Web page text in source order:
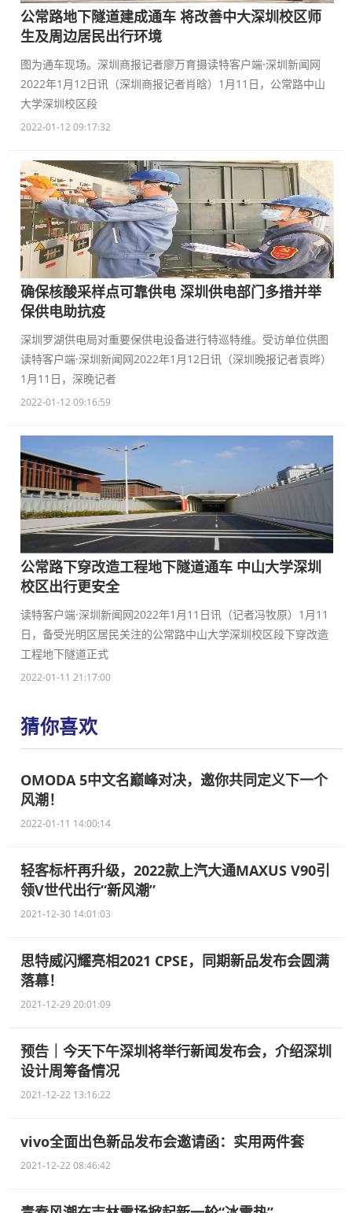
公常路地下隧道建成通车 将改善中大深圳校区师
生及周边居民出行环境
图为通车现场。深圳商报记者廖万育摄读特客户端·深圳新闻网
2022年1月12日讯（深圳商报记者肖晗）1月11日，公常路中山
大学深圳校区段
2022-01-12 09:17:32
确保核酸采样点可靠供电 深圳供电部门多措并举
保供电助抗疫
深圳罗湖供电局对重要保供电设备进行特巡特维。受访单位供图
读特客户端·深圳新闻网2022年1月12日讯（深圳晚报记者袁晔）
1月11日，深晚记者
2022-01-12 09:16:59
公常路下穿改造工程地下隧道通车 中山大学深圳
校区出行更安全
读特客户端·深圳新闻网2022年1月11日讯（记者冯牧原）1月11
日，备受光明区居民关注的公常路中山大学深圳校区段下穿改造
工程地下隧道正式
2022-01-11 21:17:00
猜你喜欢
OMODA 5中文名巅峰对决，邀你共同定义下一个
风潮！
2022-01-11 14:00:14
轻客标杆再升级，2022款上汽大通MAXUS V90引
领V世代出行“新风潮”
2021-12-30 14:01:03
思特威闪耀亮相2021 CPSE，同期新品发布会圆满
落幕！
2021-12-29 20:01:09
预告｜今天下午深圳将举行新闻发布会，介绍深圳
设计周筹备情况
2021-12-22 13:16:22
vivo全面出色新品发布会邀请函：实用两件套
2021-12-22 08:46:42